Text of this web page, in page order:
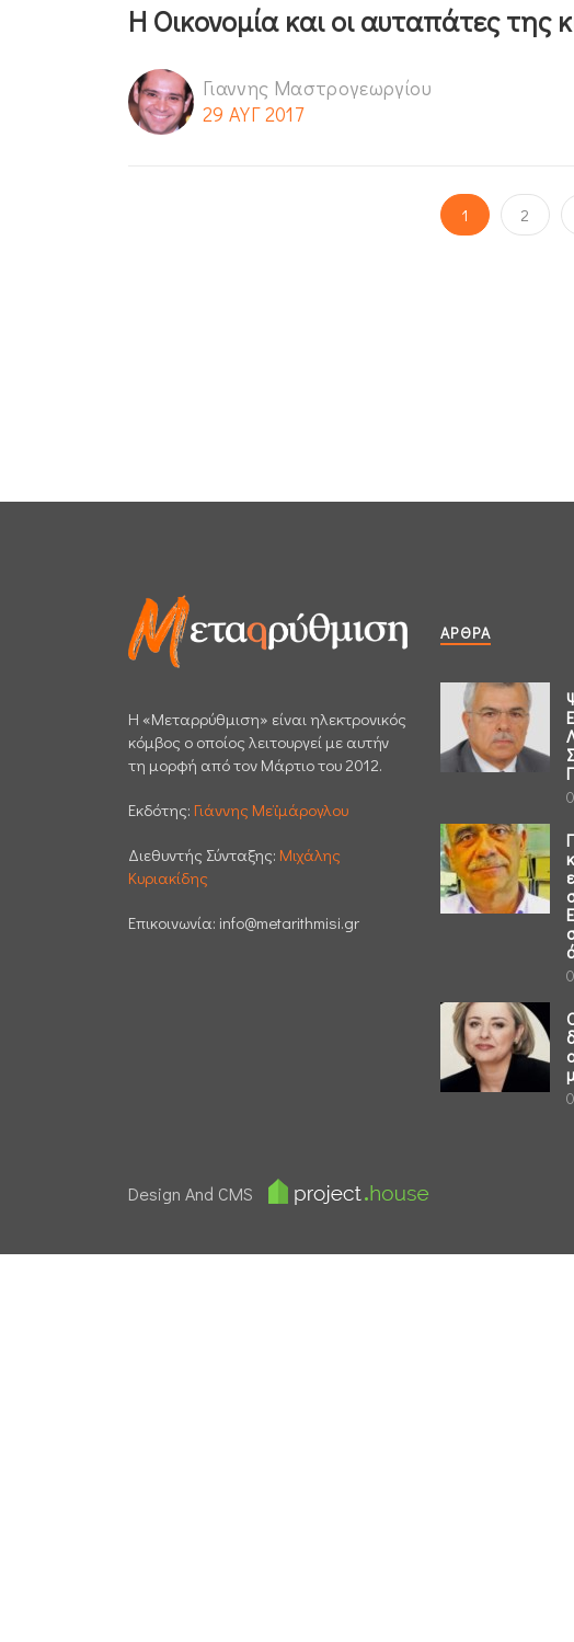
Η Οικονομία και οι αυταπάτες της
Γιαννης Μαστρογεωργίου
29 ΑΥΓ 2017
1 2
H «Μεταρρύθμιση» είναι ηλεκτρονικός
κόμβος ο οποίος λειτουργεί με αυτήν
τη μορφή από τον Μάρτιο του 2012.
Εκδότης: Γιάννης Μεϊμάρογλου
Διεθυντής Σύνταξης: Μιχάλης
Κυριακίδης
Επικοινωνία: info@metarithmisi.gr
ΆΡΘΡΑ
Design And CMS